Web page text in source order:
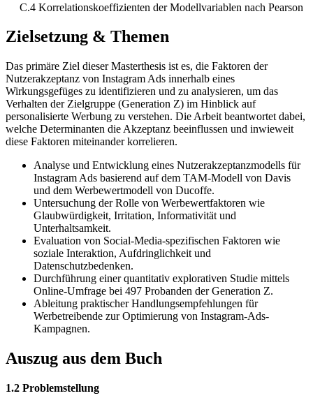
C.4 Korrelationskoeffizienten der Modellvariablen nach Pearson
Zielsetzung & Themen
Das primäre Ziel dieser Masterthesis ist es, die Faktoren der
Nutzerakzeptanz von Instagram Ads innerhalb eines
Wirkungsgefüges zu identifizieren und zu analysieren, um das
Verhalten der Zielgruppe (Generation Z) im Hinblick auf
personalisierte Werbung zu verstehen. Die Arbeit beantwortet dabei,
welche Determinanten die Akzeptanz beeinflussen und inwieweit
diese Faktoren miteinander korrelieren.
Analyse und Entwicklung eines Nutzerakzeptanzmodells für
Instagram Ads basierend auf dem TAM-Modell von Davis
und dem Werbewertmodell von Ducoffe.
Untersuchung der Rolle von Werbewertfaktoren wie
Glaubwürdigkeit, Irritation, Informativität und
Unterhaltsamkeit.
Evaluation von Social-Media-spezifischen Faktoren wie
soziale Interaktion, Aufdringlichkeit und
Datenschutzbedenken.
Durchführung einer quantitativ explorativen Studie mittels
Online-Umfrage bei 497 Probanden der Generation Z.
Ableitung praktischer Handlungsempfehlungen für
Werbetreibende zur Optimierung von Instagram-Ads-
Kampagnen.
Auszug aus dem Buch
1.2 Problemstellung